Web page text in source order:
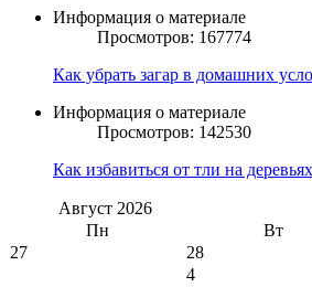
Информация о материале
Просмотров: 167774
Как убрать загар в домашних
Информация о материале
Просмотров: 142530
Как избавиться от тли на
Август 2026
Пн
Вт
27
28
4